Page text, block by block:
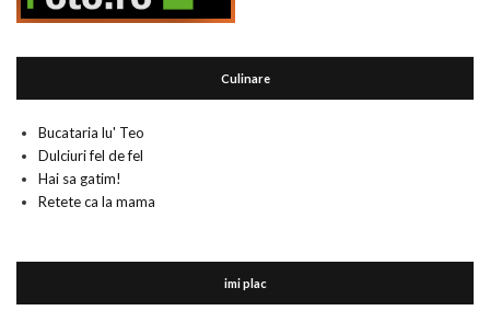
Culinare
Bucataria lu' Teo
Dulciuri fel de fel
Hai sa gatim!
Retete ca la mama
imi plac